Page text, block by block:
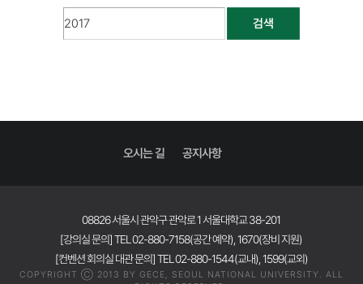
검색
오시는 길 공지사항
08826 서울시 관악구 관악로 1 서울대학교 38-201
[강의실 문의] TEL 02-880-7158(공간 예약), 1670(장비 지원)
[컨벤션 회의실 대관 문의] TEL 02-880-1544(교내), 1599(교외)
COPYRIGHT Ⓒ 2013 BY GECE, SEOUL NATIONAL UNIVERSITY. ALL